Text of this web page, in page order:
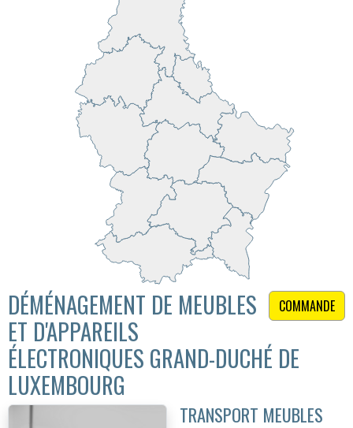
COMMANDE
DÉMÉNAGEMENT DE MEUBLES
ET D'APPAREILS
ÉLECTRONIQUES GRAND-DUCHÉ DE
LUXEMBOURG
TRANSPORT MEUBLES